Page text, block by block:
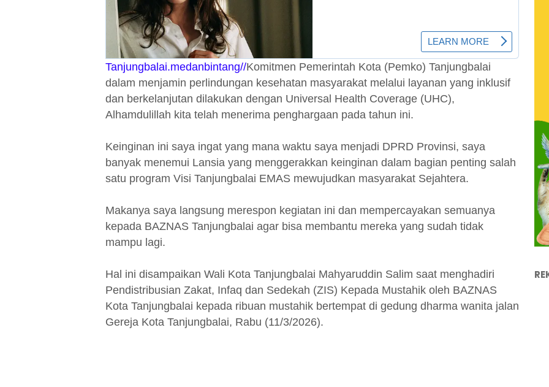
Tanjungbalai.medanbintang//Komitmen Pemerintah Kota (Pemko) Tanjungbalai
dalam menjamin perlindungan kesehatan masyarakat melalui layanan yang inklusif
dan berkelanjutan dilakukan dengan Universal Health Coverage (UHC),
Alhamdulillah kita telah menerima penghargaan pada tahun ini.
Keinginan ini saya ingat yang mana waktu saya menjadi DPRD Provinsi, saya
banyak menemui Lansia yang menggerakkan keinginan dalam bagian penting salah
satu program Visi Tanjungbalai EMAS mewujudkan masyarakat Sejahtera.
Makanya saya langsung merespon kegiatan ini dan mempercayakan semuanya
kepada BAZNAS Tanjungbalai agar bisa membantu mereka yang sudah tidak
mampu lagi.
Hal ini disampaikan Wali Kota Tanjungbalai Mahyaruddin Salim saat menghadiri
Pendistribusian Zakat, Infaq dan Sedekah (ZIS) Kepada Mustahik oleh BAZNAS
Kota Tanjungbalai kepada ribuan mustahik bertempat di gedung dharma wanita jalan
Gereja Kota Tanjungbalai, Rabu (11/3/2026).